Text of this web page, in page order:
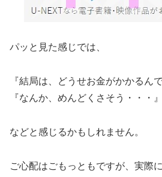
パッと見た感じでは、
『結局は、どうせお金がかかるん
『なんか、めんどくさそう・・・』
などと感じるかもしれません。
ご心配はごもっともですが、実際